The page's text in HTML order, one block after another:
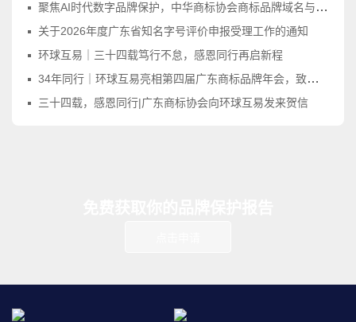
聚焦AI时代数字品牌保护，中华商标协会商标品牌域名与网络标识工作委员会正式成立
关于2026年度广东省知名字号评价申报受理工作的通知
环球互易｜三十四载笃行不怠，感恩同行再启新程
34年同行｜环球互易亮相第四届广东商标品牌年会，致敬品牌守护之路
三十四载，感恩同行|广东商标协会向环球互易发来贺信